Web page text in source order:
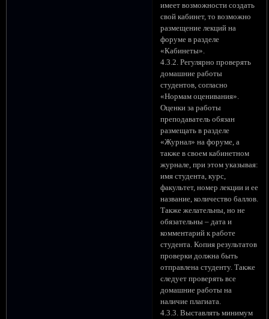
имеет возможности создать
свой кабинет, то возможно
размещение лекций на
форуме в разделе
«Кабинеты».
4.3.2. Регулярно проверять
домашние работы
студентов, согласно
«Нормам оценивания».
Оценки за работы
преподаватель обязан
размещать в разделе
«Журнал» на форуме, а
также в своем кабинетном
журнале, при этом указывая:
имя студента, курс,
факультет, номер лекции и ее
название, количество баллов.
Также желательны, но не
обязательны – дата и
комментарий к работе
студента. Копия результатов
проверки должна быть
отправлена студенту. Также
следует проверять все
домашние работы на
наличие плагиата.
4.3.3. Выставлять минимум